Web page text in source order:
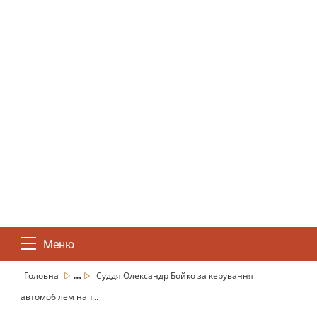
Меню
Головна ...
Суддя Олександр Бойко за керування
автомобілем нап...